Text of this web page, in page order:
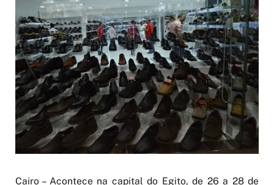
Cairo – Acontece na capital do Egito, de 26 a 28 de